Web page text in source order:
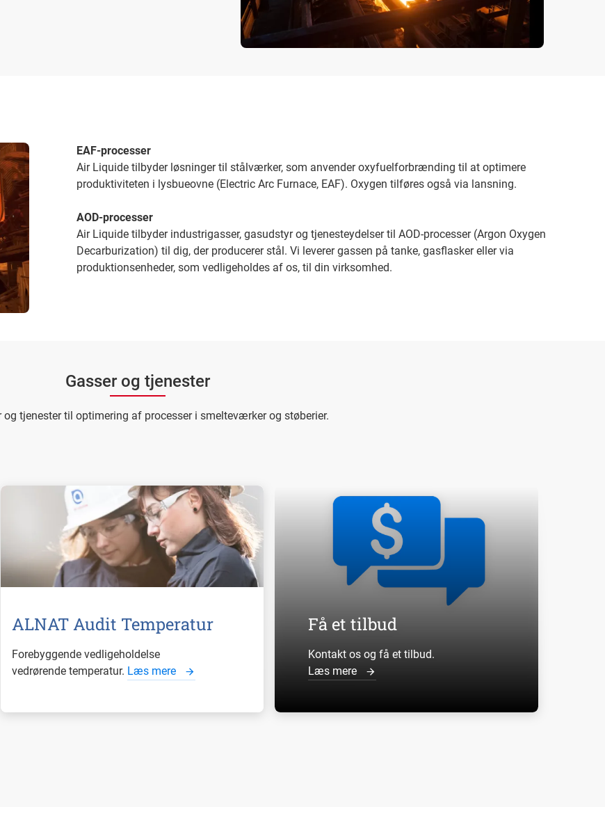
EAF-processer
Air Liquide tilbyder løsninger til stålværker, som anvender oxyfuelforbrænding til at optimere
produktiviteten i lysbueovne (Electric Arc Furnace, EAF). Oxygen tilføres også via lansning.
AOD-processer
Air Liquide tilbyder industrigasser, gasudstyr og tjenesteydelser til AOD-processer (Argon Oxygen
Decarburization) til dig, der producerer stål. Vi leverer gassen på tanke, gasflasker eller via
produktionsenheder, som vedligeholdes af os, til din virksomhed.
Gasser og tjenester
og tjenester til optimering af processer i smelteværker og støberier.
ALNAT Audit Temperatur
Forebyggende vedligeholdelse
vedrørende temperatur. Læs mere
Få et tilbud
Kontakt os og få et tilbud.
Læs mere